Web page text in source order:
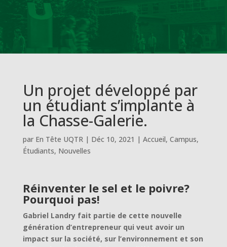
Un projet développé par
un étudiant s’implante à
la Chasse-Galerie.
par En Tête UQTR| Déc 10, 2021 | Accueil, Campus,
Étudiants, Nouvelles
Réinventer le sel et le poivre?
Pourquoi pas!
Gabriel Landry fait partie de cette nouvelle
génération d’entrepreneur qui veut avoir un
impact sur la société, sur l’environnement et son